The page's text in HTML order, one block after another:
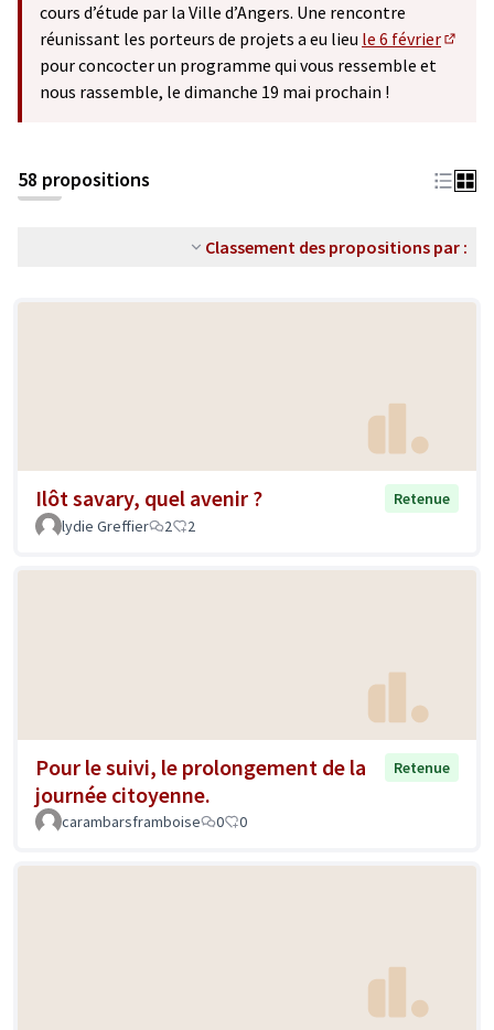
cours d’étude par la Ville d’Angers. Une rencontre
réunissant les porteurs de projets a eu lieu le 6 février
pour concocter un programme qui vous ressemble et
nous rassemble, le dimanche 19 mai prochain !
58 propositions
Classement des propositions par :
Ilôt savary, quel avenir ?
Retenue
lydie Greffier
2 2
Pour le suivi, le prolongement de la
journée citoyenne.
Retenue
carambarsframboise 0 0